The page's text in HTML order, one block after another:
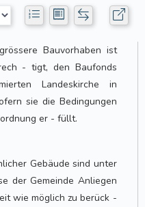
Bauvorhaben ist
- tigt, den Baufonds
Landeskirche in
sie die Bedingungen
er - füllt.
Gebäude sind unter
der Gemeinde Anliegen
wie möglich zu berück -